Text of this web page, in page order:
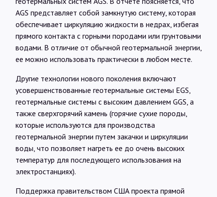
AGS представляет собой замкнутую систему, которая
обеспечивает циркуляцию жидкости в недрах, избегая
прямого контакта с горными породами или грунтовыми
водами. В отличие от обычной геотермальной энергии,
ее можно использовать практически в любом месте.
Другие технологии нового поколения включают
усовершенствованные геотермальные системы EGS,
геотермальные системы с высоким давлением GGS, а
также сверхгорячий камень (горячие сухие породы,
которые используются для производства
геотермальной энергии путем закачки и циркуляции
воды, что позволяет нагреть ее до очень высоких
температур для последующего использования на
электростанциях).
Поддержка правительством США проекта прямой